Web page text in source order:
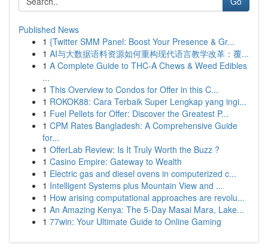
Published News
1 {Twitter SMM Panel: Boost Your Presence & Gr...
1 AI与大数据语料资源如何重构现代语言教学改革：覆...
1 A Complete Guide to THC-A Chews & Weed Edibles
...
1 This Overview to Condos for Offer in this C...
1 ROKOK88: Cara Terbaik Super Lengkap yang ingi...
1 Fuel Pellets for Offer: Discover the Greatest P...
1 CPM Rates Bangladesh: A Comprehensive Guide
for...
1 OfferLab Review: Is It Truly Worth the Buzz ?
1 Casino Empire: Gateway to Wealth
1 Electric gas and diesel ovens in computerized c...
1 Intelligent Systems plus Mountain View and ...
1 How arising computational approaches are revolu...
1 An Amazing Kenya: The 5-Day Masai Mara, Lake...
1 77win: Your Ultimate Guide to Online Gaming